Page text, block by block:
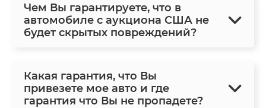
Чем Вы гарантируете, что в
автомобиле с аукциона США не
будет скрытых повреждений?
Какая гарантия, что Вы
привезете мое авто и где
гарантия что Вы не пропадете?